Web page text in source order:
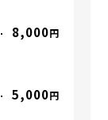
8,000円
5,000円